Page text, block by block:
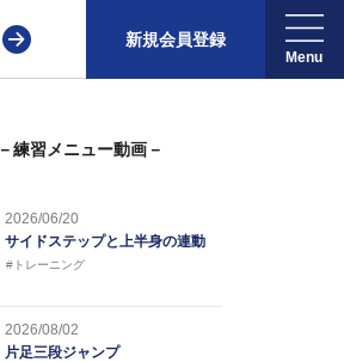
新規会員登録
－練習メニュー動画－
2026/06/20
サイドステップと上半身の連動
#トレーニング
2026/08/02
片足三段ジャンプ